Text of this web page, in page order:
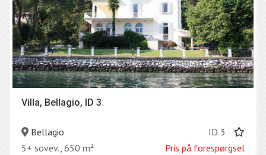
Villa, Bellagio, ID 3
Bellagio
ID 3
5+ sovev., 650 m²
Pris på forespørgsel